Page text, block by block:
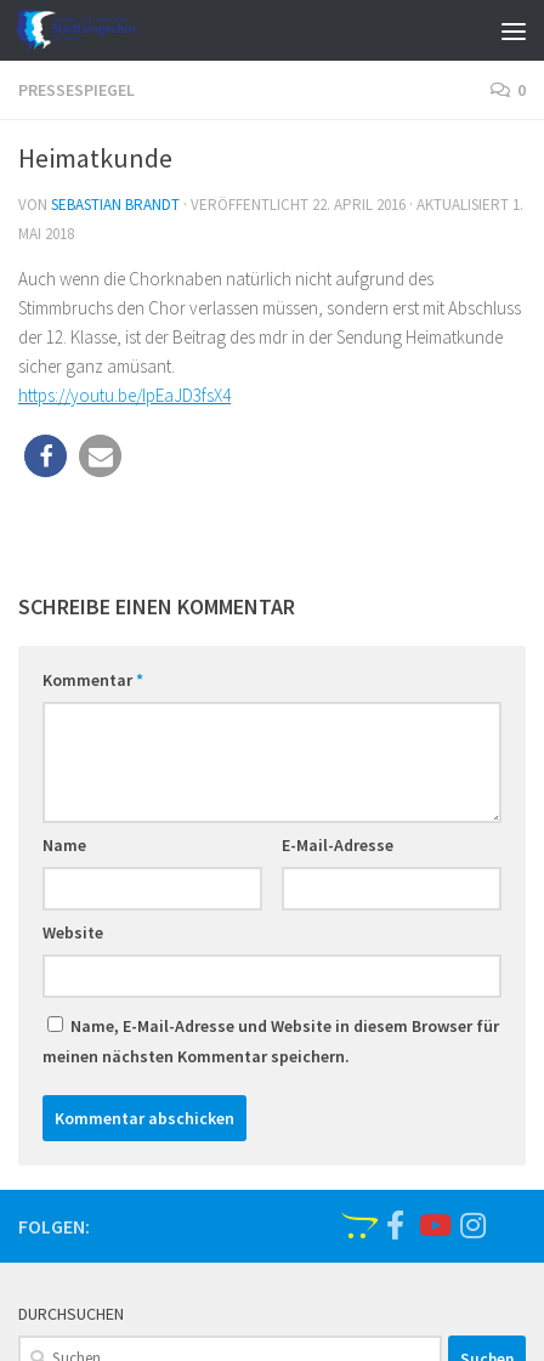
Zum Inhalt springen
PRESSESPIEGEL 0
Heimatkunde
VON SEBASTIAN BRANDT · VERÖFFENTLICHT 22. APRIL 2016 · AKTUALISIERT 1.
MAI 2018
Auch wenn die Chorknaben natürlich nicht aufgrund des
Stimmbruchs den Chor verlassen müssen, sondern erst mit Abschluss
der 12. Klasse, ist der Beitrag des mdr in der Sendung Heimatkunde
sicher ganz amüsant.
https://youtu.be/IpEaJD3fsX4
SCHREIBE EINEN KOMMENTAR
Kommentar*
Name E-Mail-Adresse
Website
Name, E-Mail-Adresse und Website in diesem Browser für
meinen nächsten Kommentar speichern.
FOLGEN:
DURCHSUCHEN
Suchen